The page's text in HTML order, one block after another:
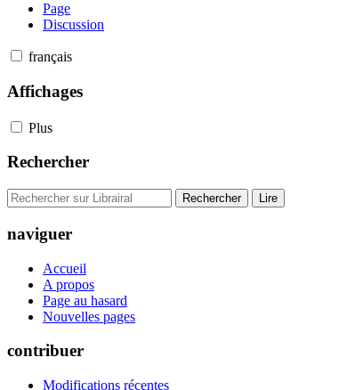
Page
Discussion
français
Affichages
Plus
Rechercher
naviguer
Accueil
A propos
Page au hasard
Nouvelles pages
contribuer
Modifications récentes